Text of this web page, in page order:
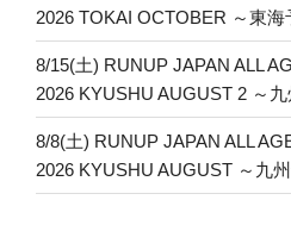
2026 TOKAI OCTOBER ～東海
8/15(土) RUNUP JAPAN ALL
2026 KYUSHU AUGUST 2 ～
8/8(土) RUNUP JAPAN ALL
2026 KYUSHU AUGUST ～九